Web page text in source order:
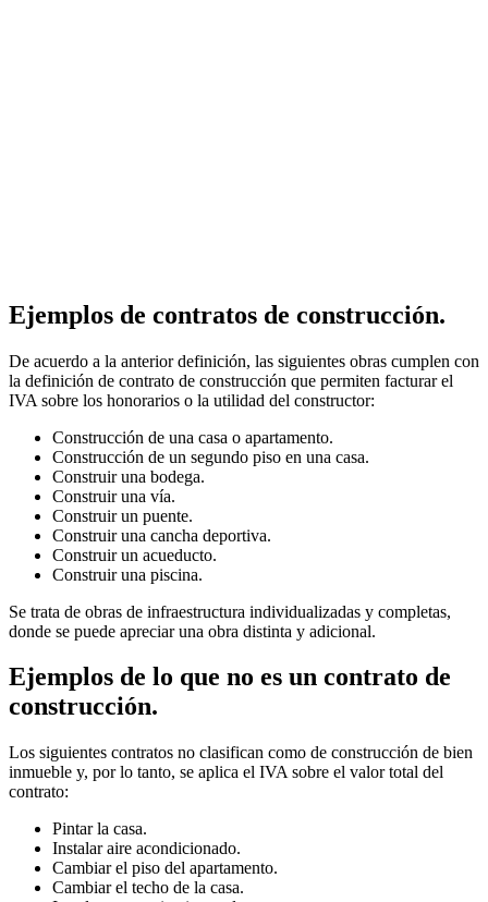
Ejemplos de contratos de construcción.
De acuerdo a la anterior definición, las siguientes obras cumplen con
la definición de contrato de construcción que permiten facturar el
IVA sobre los honorarios o la utilidad del constructor:
Construcción de una casa o apartamento.
Construcción de un segundo piso en una casa.
Construir una bodega.
Construir una vía.
Construir un puente.
Construir una cancha deportiva.
Construir un acueducto.
Construir una piscina.
Se trata de obras de infraestructura individualizadas y completas,
donde se puede apreciar una obra distinta y adicional.
Ejemplos de lo que no es un contrato de
construcción.
Los siguientes contratos no clasifican como de construcción de bien
inmueble y, por lo tanto, se aplica el IVA sobre el valor total del
contrato:
Pintar la casa.
Instalar aire acondicionado.
Cambiar el piso del apartamento.
Cambiar el techo de la casa.